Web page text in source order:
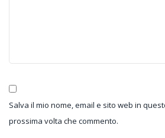
Salva il mio nome, email e sito web in
prossima volta che commento.